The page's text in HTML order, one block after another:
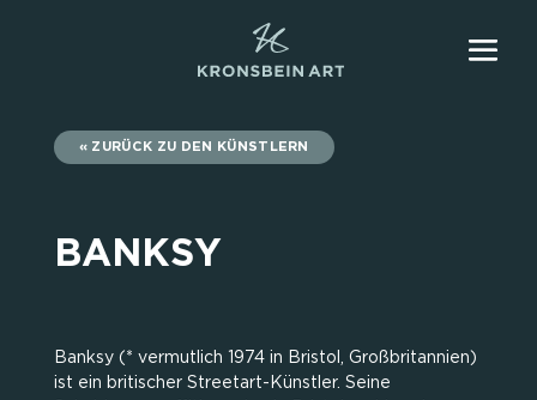
ZURÜCK ZU DEN KÜNSTLERN
BANKSY
Banksy (* vermutlich 1974 in Bristol, Großbritannien)
ist ein britischer Streetart-Künstler. Seine